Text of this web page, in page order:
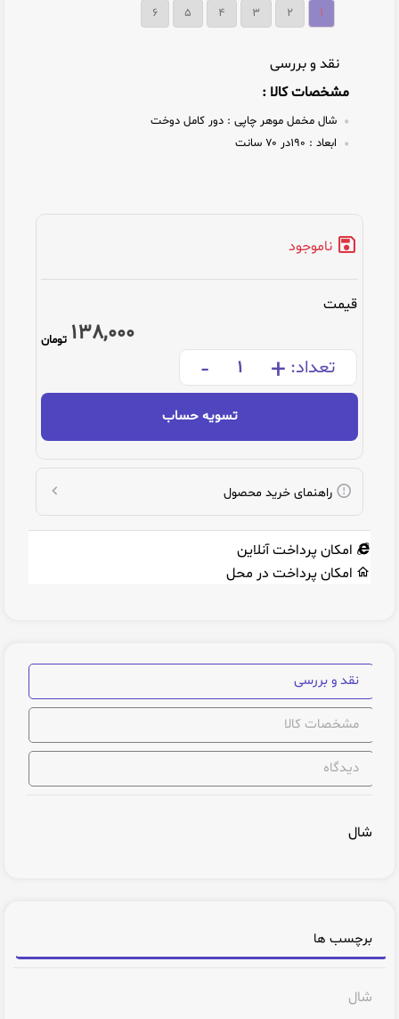
1
2
3
4
5
6
نقد و بررسی
مشخصات کالا :
شال مخمل موهر چاپی : دور کامل دوخت
ابعاد :
ناموجود
قیمت
138,000 تومان
تعداد: +
-
تسویه حساب
راهنمای خرید محصول
امکان پرداخت آنلاین
امکان پرداخت در محل
نقد و بررسی
مشخصات کالا
دیدگاه
شال
برچسب ها
شال